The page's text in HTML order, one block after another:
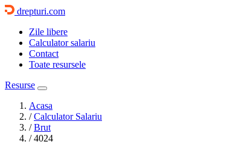
drepturi.com
Zile libere
Calculator salariu
Contact
Toate resursele
Resurse
Acasa
/ Calculator Salariu
/ Brut
/ 4024